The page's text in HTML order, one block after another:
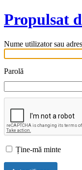
Propulsat
Nume utilizator sau
Parolă
Ține-mă minte